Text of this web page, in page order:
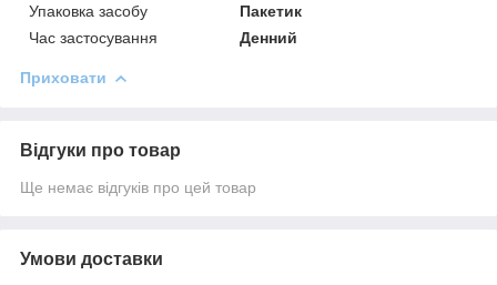
Упаковка засобу
Пакетик
Час застосування
Денний
Приховати
Відгуки про товар
Ще немає відгуків про цей товар
Умови доставки